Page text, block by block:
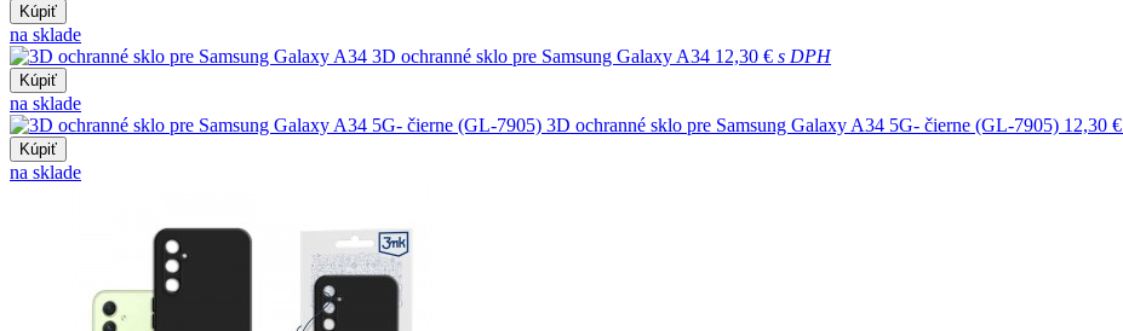
Kúpiť
na sklade
3D ochranné sklo pre Samsung Galaxy A34 12,30 € s DPH
Kúpiť
na sklade
3D ochranné sklo pre Samsung Galaxy A34 5G- čierne (GL-7905) 12,30 €
Kúpiť
na sklade